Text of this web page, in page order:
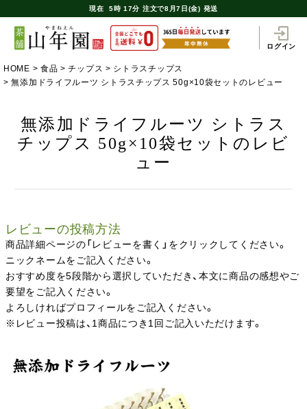
現在 5時 17分 注文で8月7日(金) 発送
ログイン
HOME 食品 チップス
シトラスチップス
無添加ドライフルーツ シトラスチップス 50g×10袋セットのレビュー
無添加ドライフルーツ シトラス
チップス 50g×10袋セットのレビ
ュー
レビューの投稿方法
商品詳細ページの「レビューを書く」をクリックしてください。
ニックネームをご記入ください。
おすすめ度を5段階から選択していただき、本文に商品の感想やご
要望をご記入ください。
よろしければプロフィールをご記入ください。
※レビュー投稿は、1商品につき1回ご記入いただけます。